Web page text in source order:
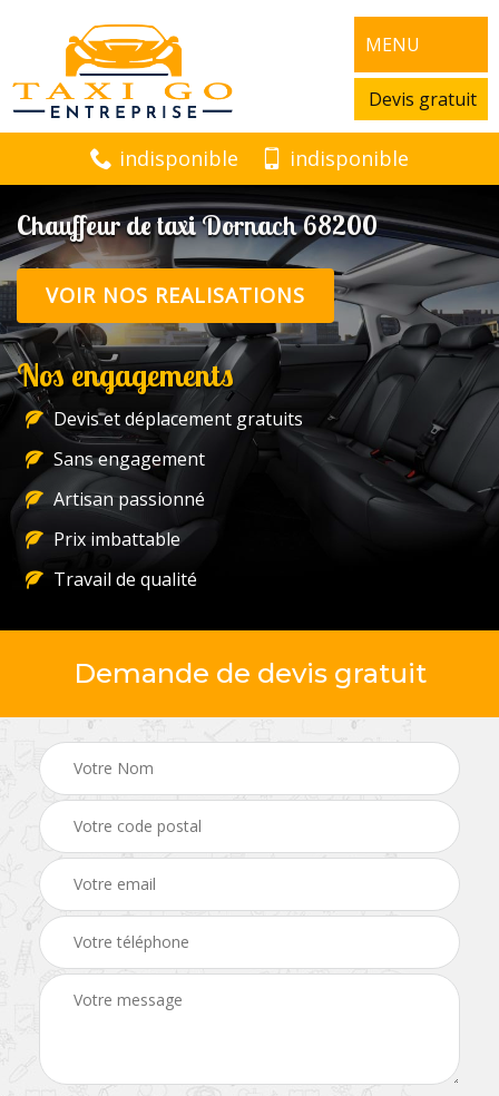
MENU
Devis gratuit
indisponible indisponible
Chauffeur de taxi Dornach 68200
VOIR NOS REALISATIONS
Nos engagements
Devis et déplacement gratuits
Sans engagement
Artisan passionné
Prix imbattable
Travail de qualité
Demande de devis gratuit